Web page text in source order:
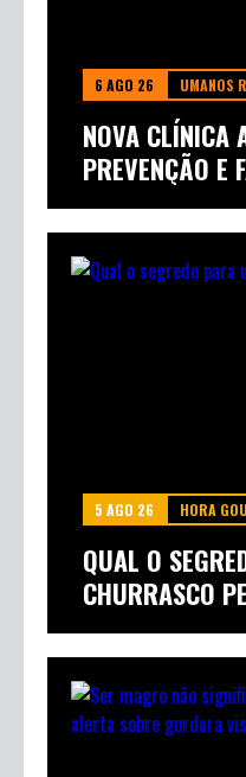
6 AGO 26 UMANOS
NOVA CLÍNICA
PREVENÇÃO E
5 AGO 26 HORA
QUAL O
CHURRASCO